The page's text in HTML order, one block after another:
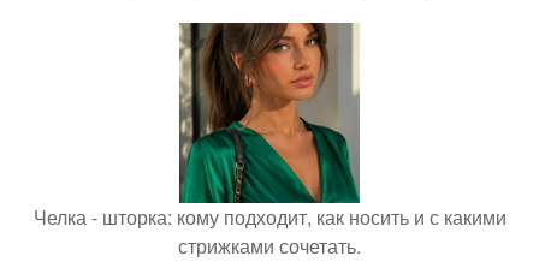
Челка - шторка: кому подходит, как носить и с какими
стрижками сочетать.